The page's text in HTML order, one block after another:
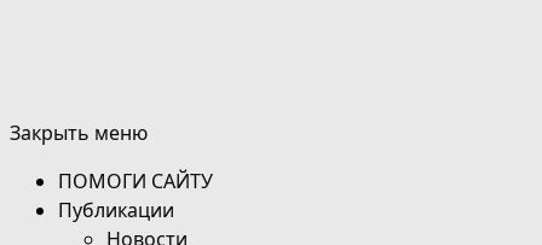
Закрыть меню
ПОМОГИ САЙТУ
Публикации
Новости